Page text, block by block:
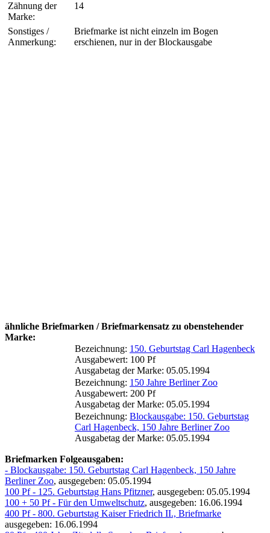
Zähnung der
Marke:
14
Sonstiges /
Anmerkung:
Briefmarke ist nicht einzeln im Bogen
erschienen, nur in der Blockausgabe
ähnliche Briefmarken / Briefmarkensatz zu obenstehender
Marke:
Bezeichnung: 150. Geburtstag Carl Hagenbeck
Ausgabewert: 100 Pf
Ausgabetag der Marke: 05.05.1994
Bezeichnung: 150 Jahre Berliner Zoo
Ausgabewert: 200 Pf
Ausgabetag der Marke: 05.05.1994
Bezeichnung: Blockausgabe: 150. Geburtstag
Carl Hagenbeck, 150 Jahre Berliner Zoo
Ausgabetag der Marke: 05.05.1994
Briefmarken Folgeausgaben:
- Blockausgabe: 150. Geburtstag Carl Hagenbeck, 150 Jahre
Berliner Zoo, ausgegeben: 05.05.1994
100 Pf - 125. Geburtstag Hans Pfitzner, ausgegeben: 05.05.1994
100 + 50 Pf - Für den Umweltschutz, ausgegeben: 16.06.1994
400 Pf - 800. Geburtstag Kaiser Friedrich II., Briefmarke
ausgegeben: 16.06.1994